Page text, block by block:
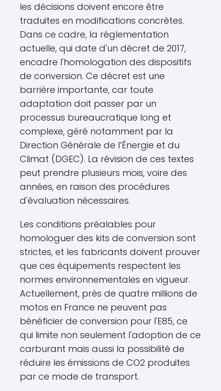
les décisions doivent encore être
traduites en modifications concrètes.
Dans ce cadre, la réglementation
actuelle, qui date d'un décret de 2017,
encadre l'homologation des dispositifs
de conversion. Ce décret est une
barrière importante, car toute
adaptation doit passer par un
processus bureaucratique long et
complexe, géré notamment par la
Direction Générale de l’Énergie et du
Climat (DGEC). La révision de ces textes
peut prendre plusieurs mois, voire des
années, en raison des procédures
d'évaluation nécessaires.
Les conditions préalables pour
homologuer des kits de conversion sont
strictes, et les fabricants doivent prouver
que ces équipements respectent les
normes environnementales en vigueur.
Actuellement, près de quatre millions de
motos en France ne peuvent pas
bénéficier de conversion pour l'E85, ce
qui limite non seulement l'adoption de ce
carburant mais aussi la possibilité de
réduire les émissions de CO2 produites
par ce mode de transport.